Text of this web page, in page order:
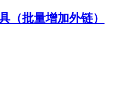
（批量增加外链）